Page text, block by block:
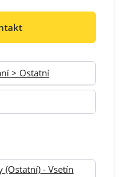
> Ostatní
(Ostatní) - Vsetín